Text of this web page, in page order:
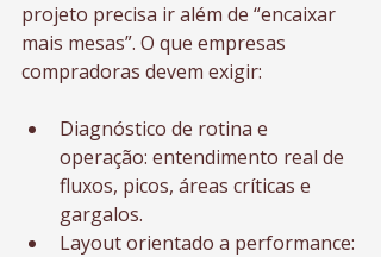
projeto precisa ir além de “encaixar
mais mesas”. O que empresas
compradoras devem exigir:
Diagnóstico de rotina e
operação: entendimento real de
fluxos, picos, áreas críticas e
gargalos.
Layout orientado a performance: